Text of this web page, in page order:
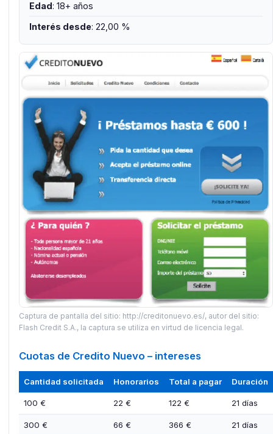
Edad: 18+ años
Interés desde: 22,00 %
Captura de pantalla del sitio: http://creditonuevo.es/, autor del sitio:
Flash Credit S.A., la captura se utiliza en virtud de licencia legal.
Cuotas de Credito Nuevo – intereses
Cantidad solicitada Honorarios Total a pagar Duración
100 € 22 € 122 € 21 días
300 € 66 € 366 € 21 días